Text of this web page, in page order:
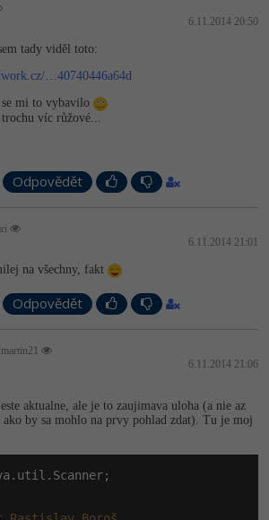
6.11.2014 20:50
tady viděl toto:
…40740446a64d
mi to vybavilo
víc růžové...
Odpovědět
6.11.2014 21:01
na všechny, fakt
Odpovědět
6.11.2014 21:06
aktualne, ale je to zaujimava uloha (a nie az
ako by sa mohlo na prvy pohlad zdat). Tu je moj